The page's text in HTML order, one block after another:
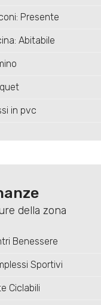
Presente
Abitabile
in pvc
della zona
Benessere
Sportivi
Ciclabili